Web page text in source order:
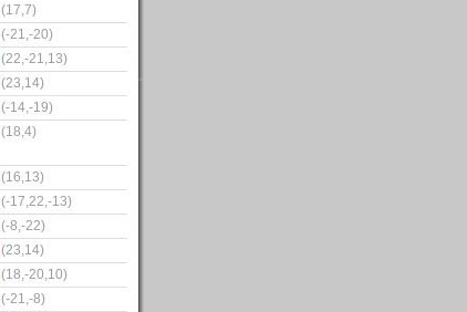
(17,7)
(-21,-20)
(22,-21,13)
(23,14)
(-14,-19)
(18,4)
(16,13)
(-17,22,-13)
(-8,-22)
(23,14)
(18,-20,10)
(-21,-8)